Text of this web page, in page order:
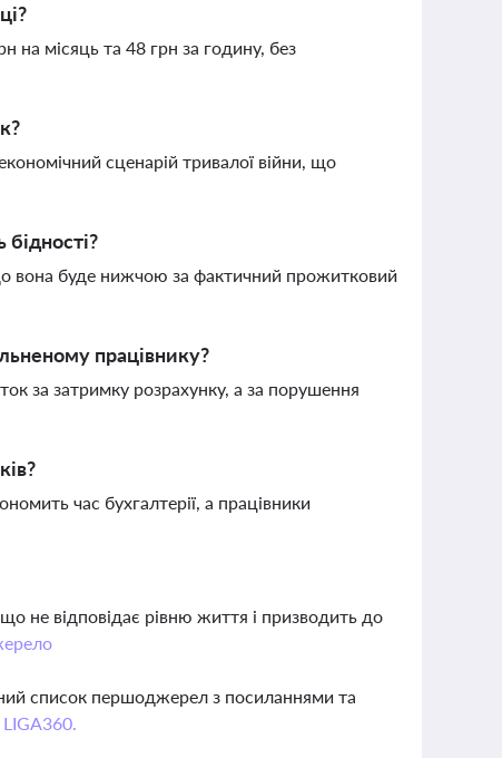
на місяць та 48 грн за годину, без
сценарій тривалої війни, що
вона буде нижчою за фактичний прожитковий
працівнику?
за затримку розрахунку, а за порушення
час бухгалтерії, а працівники
не відповідає рівню життя і призводить до
список першоджерел з посиланнями та
LIGA360.